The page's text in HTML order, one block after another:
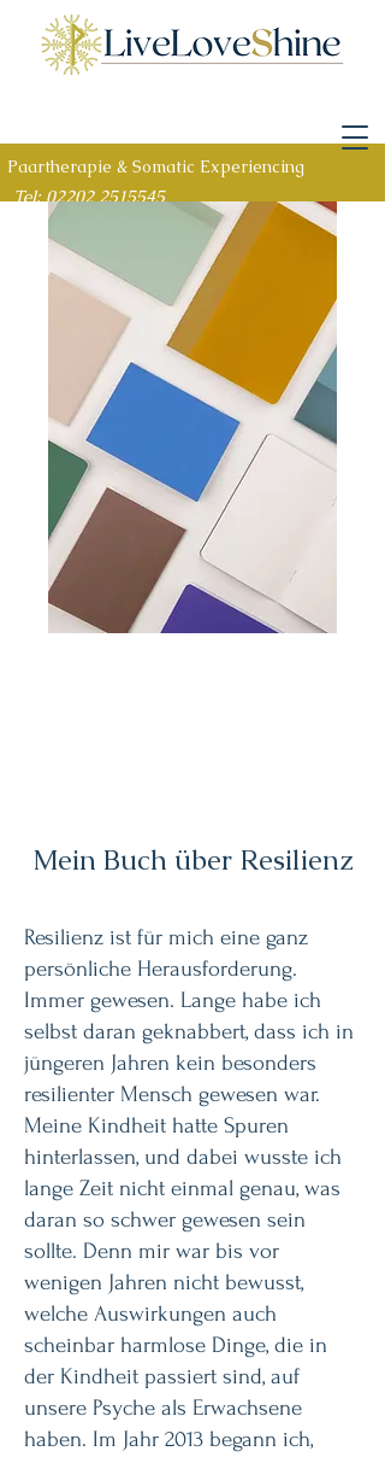
Paartherapie & Somatic Experiencing
Tel: 02202 2515545
Mein Buch über Resilienz
Resilienz ist für mich eine ganz
persönliche Herausforderung.
Immer gewesen. Lange habe ich
selbst daran geknabbert, dass ich in
jüngeren Jahren kein besonders
resilienter Mensch gewesen war.
Meine Kindheit hatte Spuren
hinterlassen, und dabei wusste ich
lange Zeit nicht einmal genau, was
daran so schwer gewesen sein
sollte. Denn mir war bis vor
wenigen Jahren nicht bewusst,
welche Auswirkungen auch
scheinbar harmlose Dinge, die in
der Kindheit passiert sind, auf
unsere Psyche als Erwachsene
haben. Im Jahr 2013 begann ich,